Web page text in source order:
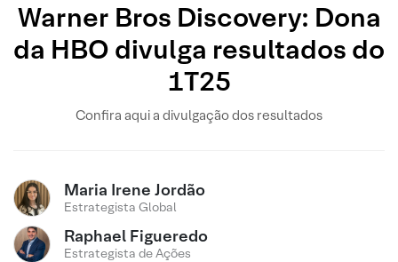
Warner Bros Discovery: Dona
da HBO divulga resultados do
1T25
Confira aqui a divulgação dos resultados
Maria Irene Jordão
Estrategista Global
Raphael Figueredo
Estrategista de Ações